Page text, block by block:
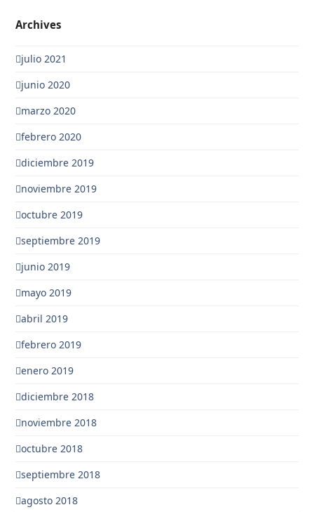
Archives
julio 2021
junio 2020
marzo 2020
febrero 2020
diciembre 2019
noviembre 2019
octubre 2019
septiembre 2019
junio 2019
mayo 2019
abril 2019
febrero 2019
enero 2019
diciembre 2018
noviembre 2018
octubre 2018
septiembre 2018
agosto 2018